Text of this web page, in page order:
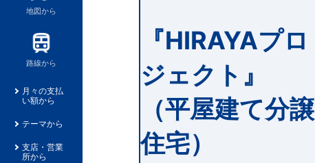
地図から
路線から
月々の支払
い額から
テーマから
支店・営業
所から
『HIRAYAプロ
ジェクト』
（平屋建て分譲
住宅）